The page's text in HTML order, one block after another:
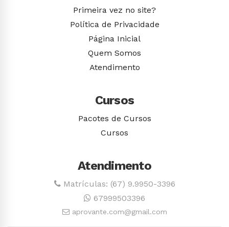
Primeira vez no site?
Política de Privacidade
Página Inicial
Quem Somos
Atendimento
Cursos
Pacotes de Cursos
Cursos
Atendimento
Matrículas: (67) 9.9950-3396
67999503396
aprovante.com@gmail.com